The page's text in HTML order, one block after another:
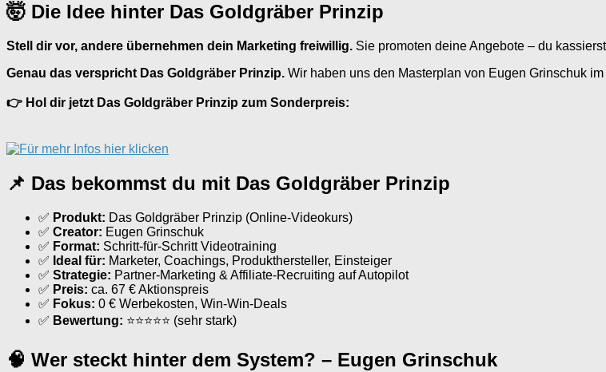
🤯 Die Idee hinter Das Goldgräber Prinzip
Stell dir vor, andere übernehmen dein Marketing freiwillig. Sie promoten deine Angebote – du
Genau das verspricht Das Goldgräber Prinzip. Wir haben uns den Masterplan von Eugen Grinschuk
👉 Hol dir jetzt Das Goldgräber Prinzip zum Sonderpreis:
📌 Das bekommst du mit Das Goldgräber Prinzip
✅ Produkt: Das Goldgräber Prinzip (Online-Videokurs)
✅ Creator: Eugen Grinschuk
✅ Format: Schritt-für-Schritt Videotraining
✅ Ideal für: Marketer, Coachings, Produkthersteller, Einsteiger
✅ Strategie: Partner-Marketing & Affiliate-Recruiting auf Autopilot
✅ Preis: ca. 67 € Aktionspreis
✅ Fokus: 0 € Werbekosten, Win-Win-Deals
✅ Bewertung: ⭐⭐⭐⭐⭐ (sehr stark)
🧠 Wer steckt hinter dem System? – Eugen Grinschuk